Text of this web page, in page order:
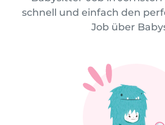
schnell und einfach den
Job über